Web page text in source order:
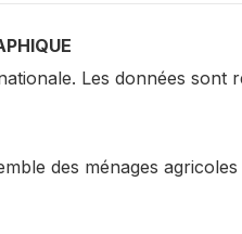
Les données sont
des ménages